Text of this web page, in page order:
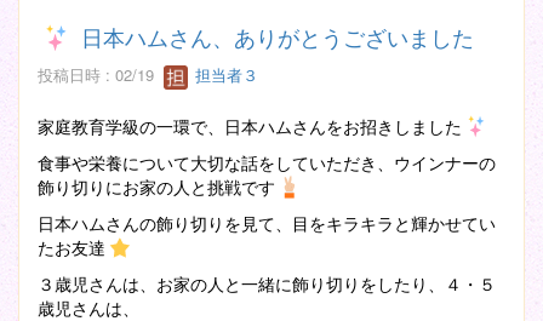
日本ハムさん、ありがとうございました
投稿日時 : 02/19 担当者３
家庭教育学級の一環で、日本ハムさんをお招きしました
食事や栄養について大切な話をしていただき、ウインナーの
飾り切りにお家の人と挑戦です
日本ハムさんの飾り切りを見て、目をキラキラと輝かせてい
たお友達
３歳児さんは、お家の人と一緒に飾り切りをしたり、４・５
歳児さんは、